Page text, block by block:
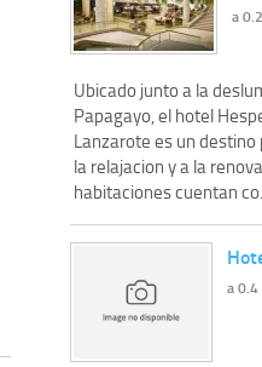
a
Ubicado junto a la
Papagayo, el hotel
Lanzarote es un
la relajacion y a la
habitaciones cuentan co...
a 0.4